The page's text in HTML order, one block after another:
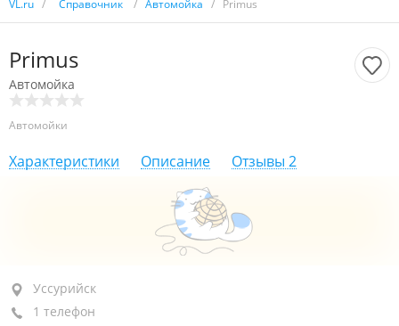
VL.ru / Справочник / Автомойка / Primus
Primus
Автомойка
Автомойки
Характеристики Описание Отзывы 2
Уссурийск, ул. Чичерина, 148
+7 924 006-21-11
Уссурийск
1 телефон